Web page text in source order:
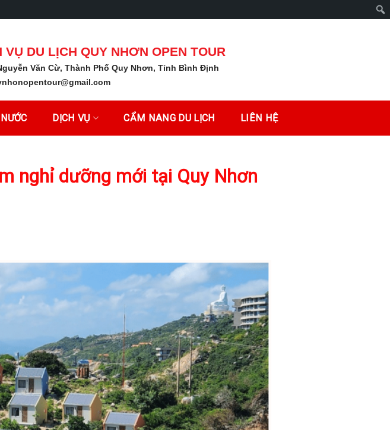
DU LỊCH QUY NHƠN OPEN TOUR
Văn Cừ, Thành Phố Quy Nhơn, Tỉnh Bình Định
DỊCH VỤ CẨM NANG DU LỊCH LIÊN HỆ
nghỉ dưỡng mới tại Quy Nhơn